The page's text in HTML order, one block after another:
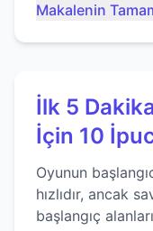
Makalenin
İlk 5
İçin 10
Oyunun
hızlıdır, ancak
başlangıç alanlarını, optimal yiyecek